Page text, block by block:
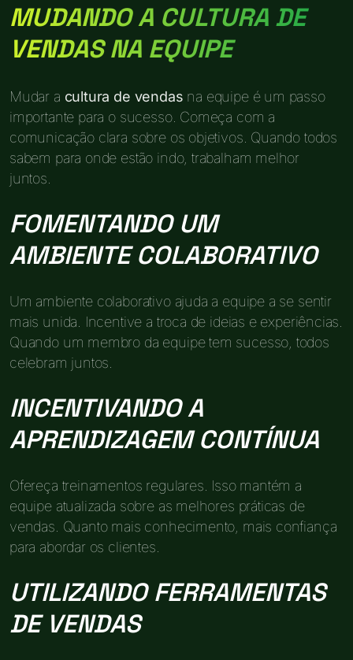
MUDANDO A CULTURA DE
VENDAS NA EQUIPE
Mudar a cultura de vendas na equipe é um passo
importante para o sucesso. Começa com a
comunicação clara sobre os objetivos. Quando todos
sabem para onde estão indo, trabalham melhor
juntos.
FOMENTANDO UM
AMBIENTE COLABORATIVO
Um ambiente colaborativo ajuda a equipe a se sentir
mais unida. Incentive a troca de ideias e experiências.
Quando um membro da equipe tem sucesso, todos
celebram juntos.
INCENTIVANDO A
APRENDIZAGEM CONTÍNUA
Ofereça treinamentos regulares. Isso mantém a
equipe atualizada sobre as melhores práticas de
vendas. Quanto mais conhecimento, mais confiança
para abordar os clientes.
UTILIZANDO FERRAMENTAS
DE VENDAS